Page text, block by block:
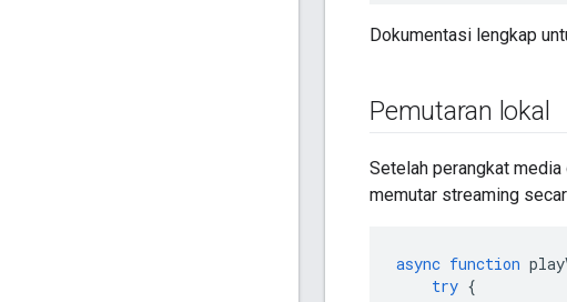
Dokumentasi lengkap
Pemutaran lokal
Setelah perangkat media
memutar streaming
async function
try {